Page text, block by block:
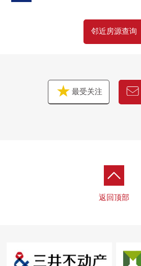
也把周围房源合起来，不仅周边环境
且，能介绍。因为买房时的各项费用
例)也接受资金计划的需讨论当有了兴
832"随便询问。
邻近房源查询
最受关注
返回顶部